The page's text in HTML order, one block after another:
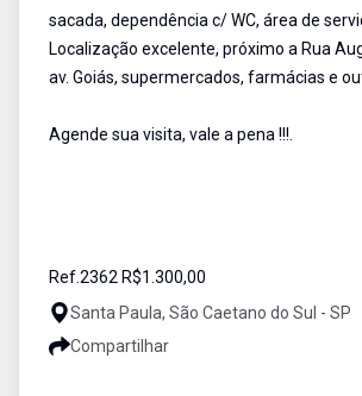
sacada, dependência c/ WC, área de
Localização excelente, próximo a Rua
av. Goiás, supermercados, farmácias e
Agende sua visita, vale a pena !!!.
Ref.2362 R$1.300,00
Santa Paula, São Caetano do Sul - SP
Compartilhar